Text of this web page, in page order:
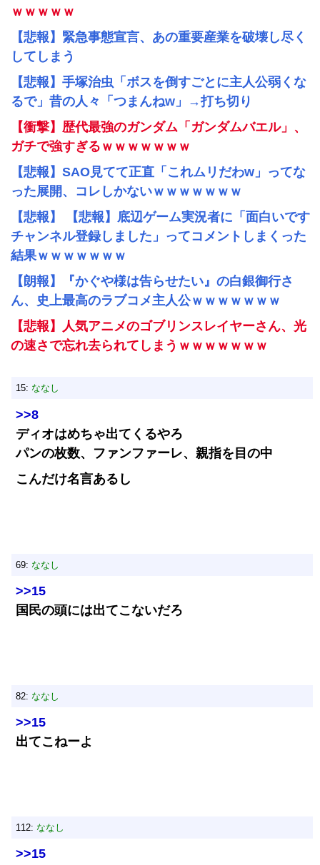
ｗｗｗｗｗ
【悲報】緊急事態宣言、あの重要産業を破壊し尽く
してしまう
【悲報】手塚治虫「ボスを倒すごとに主人公弱くな
るで」昔の人々「つまんねw」→打ち切り
【衝撃】歴代最強のガンダム「ガンダムバエル」、
ガチで強すぎるｗｗｗｗｗｗｗ
【悲報】SAO見てて正直「これムリだわw」ってな
った展開、コレしかないｗｗｗｗｗｗｗ
【悲報】 【悲報】底辺ゲーム実況者に「面白いです
チャンネル登録しました」ってコメントしまくった
結果ｗｗｗｗｗｗｗ
【朗報】『かぐや様は告らせたい』の白銀御行さ
ん、史上最高のラブコメ主人公ｗｗｗｗｗｗｗ
【悲報】人気アニメのゴブリンスレイヤーさん、光
の速さで忘れ去られてしまうｗｗｗｗｗｗｗ
15: ななし
>>8
ディオはめちゃ出てくるやろ
パンの枚数、ファンファーレ、親指を目の中
こんだけ名言あるし
69: ななし
>>15
国民の頭には出てこないだろ
82: ななし
>>15
出てこねーよ
112: ななし
>>15